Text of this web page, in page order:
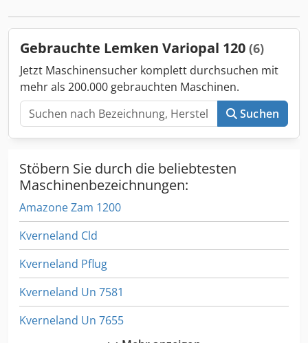
Gebrauchte Lemken Variopal 120 (6)
Jetzt Maschinensucher komplett durchsuchen mit
mehr als 200.000 gebrauchten Maschinen.
Suchen
Stöbern Sie durch die beliebtesten
Maschinenbezeichnungen:
Amazone Zam 1200
Kverneland Cld
Kverneland Pflug
Kverneland Un 7581
Kverneland Un 7655